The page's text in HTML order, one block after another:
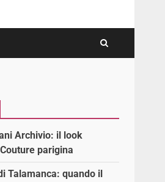
Archivio: il look
parigina
Talamanca: quando il